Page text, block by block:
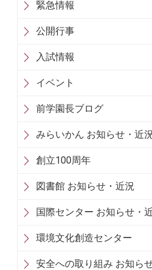
緊急情報
公開行事
入試情報
イベント
前学園長ブログ
みらいかん お知らせ・近
創立100周年
図書館 お知らせ・近況
国際センター お知らせ・
環境文化創造センター
安全への取り組み お知ら